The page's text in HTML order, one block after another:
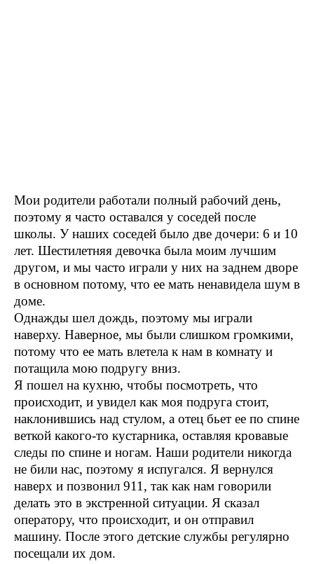
Мои родители работали полный рабочий день,
поэтому я часто оставался у соседей после
школы. У наших соседей было две дочери: 6 и 10
лет. Шестилетняя девочка была моим лучшим
другом, и мы часто играли у них на заднем дворе
в основном потому, что ее мать ненавидела шум в
доме.
Однажды шел дождь, поэтому мы играли
наверху. Наверное, мы были слишком громкими,
потому что ее мать влетела к нам в комнату и
потащила мою подругу вниз.
Я пошел на кухню, чтобы посмотреть, что
происходит, и увидел как моя подруга стоит,
наклонившись над стулом, а отец бьет ее по спине
веткой какого-то кустарника, оставляя кровавые
следы по спине и ногам. Наши родители никогда
не били нас, поэтому я испугался. Я вернулся
наверх и позвонил 911, так как нам говорили
делать это в экстренной ситуации. Я сказал
оператору, что происходит, и он отправил
машину. После этого детские службы регулярно
посещали их дом.